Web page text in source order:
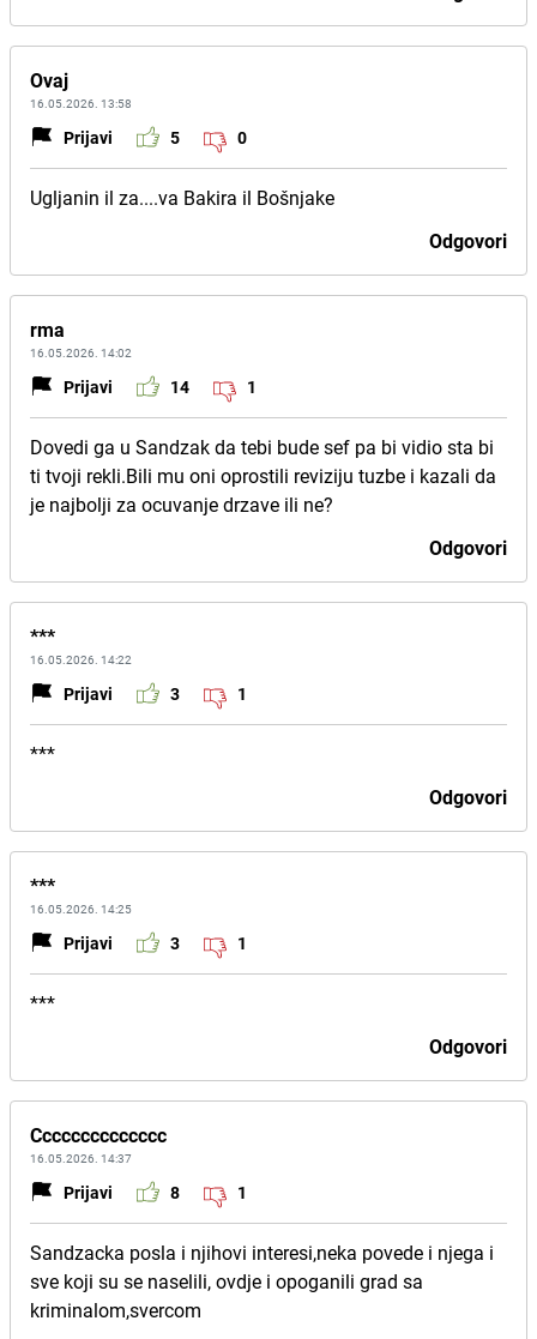
Ovaj
16.05.2026. 13:58
Prijavi 5 0
Ugljanin il za....va Bakira il Bošnjake
Odgovori
rma
16.05.2026. 14:02
Prijavi 14 1
Dovedi ga u Sandzak da tebi bude sef pa bi vidio sta bi
ti tvoji rekli.Bili mu oni oprostili reviziju tuzbe i kazali da
je najbolji za ocuvanje drzave ili ne?
Odgovori
***
16.05.2026. 14:22
Prijavi 3 1
***
Odgovori
***
16.05.2026. 14:25
Prijavi 3 1
***
Odgovori
Cccccccccccccc
16.05.2026. 14:37
Prijavi 8 1
Sandzacka posla i njihovi interesi,neka povede i njega i
sve koji su se naselili, ovdje i opoganili grad sa
kriminalom,svercom